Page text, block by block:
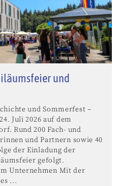
und
und Sommerfest –
Juli 2026 auf dem
Rund 200 Fach- und
und Partnern sowie 40
der Einladung der
gefolgt.
Unternehmen Mit der
...